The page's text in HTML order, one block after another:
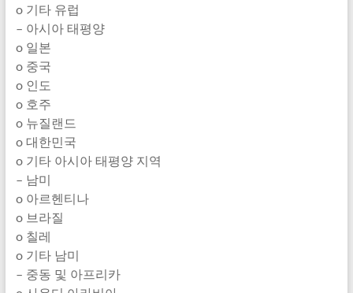
o 기타 유럽
– 아시아 태평양
o 일본
o 중국
o 인도
o 호주
o 뉴질랜드
o 대한민국
o 기타 아시아 태평양 지역
– 남미
o 아르헨티나
o 브라질
o 칠레
o 기타 남미
– 중동 및 아프리카